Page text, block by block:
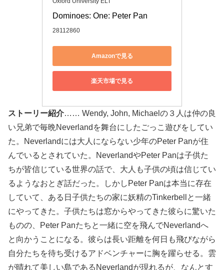
Dominoes: One: Peter Pan
28112860
Amazonで見る
楽天市場で見る
ストーリー紹介…… Wendy, John, Michaelの３人は仲の良
い兄弟で毎晩Neverlandを舞台にしたごっこ遊びをしてい
た。Neverlandには大人にならない少年のPeter Panが住
んでいるとされていた。NeverlandやPeter Panは子供た
ちが皆信じている世界の話で、大人も子供の頃は信じてい
るようなおとぎ話だった。しかしPeter Panは本当に存在
していて、ある日子供たちの家に妖精のTinkerbellと一緒
にやってきた。子供たちは窓からやってきた彼らに驚いた
ものの、Peter Panたちと一緒に空を飛んでNeverlandへ
と向かうことになる。彼らは長い距離を何日も飛びながら
自分たちを待ち受けるアドベンチャーに胸を躍らせる。雲
が晴れて美しい島であるNeverlandが現れるが、なんとす